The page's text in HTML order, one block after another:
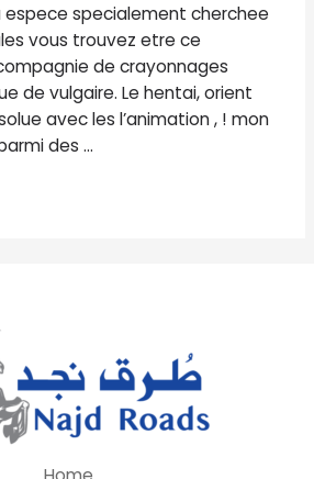
espece specialement cherchee
vous trouvez etre ce
de crayonnages
de vulgaire. Le hentai, orient
avec les l’animation , ! mon
des …